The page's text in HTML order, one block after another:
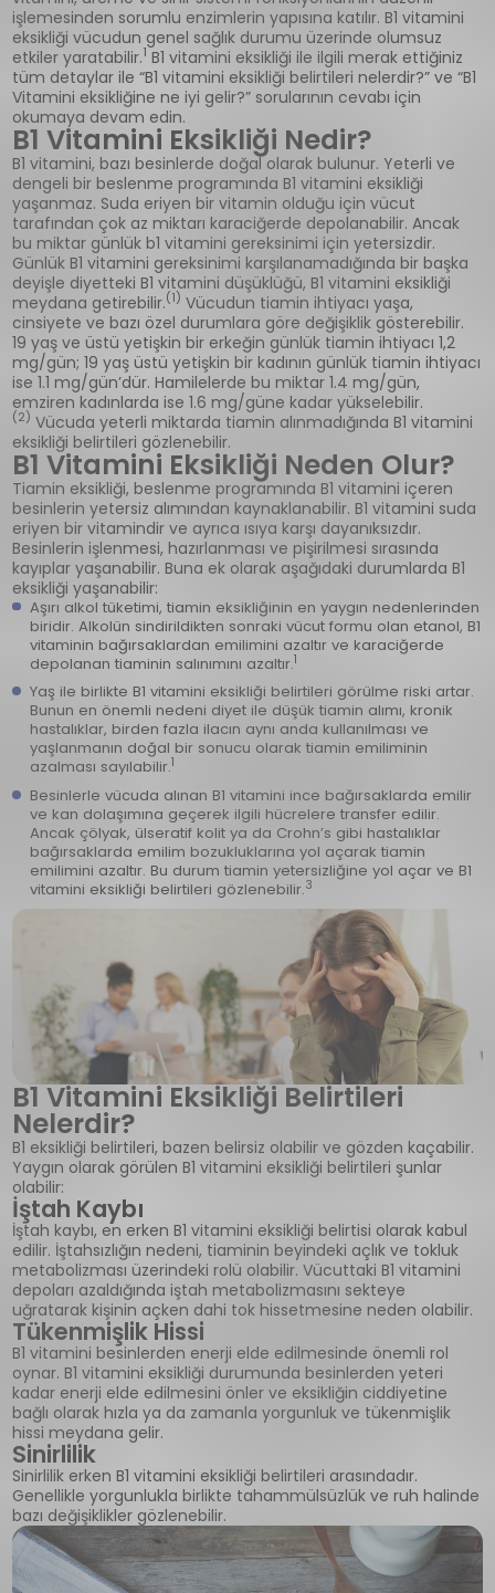
işlemesinden sorumlu enzimlerin yapısına katılır. B1 vitamini
eksikliği vücudun genel sağlık durumu üzerinde olumsuz
etkiler yaratabilir.1 B1 vitamini eksikliği ile ilgili merak ettiğiniz
tüm detaylar ile “B1 vitamini eksikliği belirtileri nelerdir?” ve “B1
Vitamini eksikliğine ne iyi gelir?” sorularının cevabı için
okumaya devam edin.
B1 Vitamini Eksikliği Nedir?
B1 vitamini, bazı besinlerde doğal olarak bulunur. Yeterli ve
dengeli bir beslenme programında B1 vitamini eksikliği
yaşanmaz. Suda eriyen bir vitamin olduğu için vücut
tarafından çok az miktarı karaciğerde depolanabilir. Ancak
bu miktar günlük b1 vitamini gereksinimi için yetersizdir.
Günlük B1 vitamini gereksinimi karşılanamadığında bir başka
deyişle diyetteki B1 vitamini düşüklüğü, B1 vitamini eksikliği
meydana getirebilir.(1) Vücudun tiamin ihtiyacı yaşa,
cinsiyete ve bazı özel durumlara göre değişiklik gösterebilir.
19 yaş ve üstü yetişkin bir erkeğin günlük tiamin ihtiyacı 1,2
mg/gün; 19 yaş üstü yetişkin bir kadının günlük tiamin ihtiyacı
ise 1.1 mg/gün’dür. Hamilelerde bu miktar 1.4 mg/gün,
emziren kadınlarda ise 1.6 mg/güne kadar yükselebilir.
(2) Vücuda yeterli miktarda tiamin alınmadığında B1 vitamini
eksikliği belirtileri gözlenebilir.
B1 Vitamini Eksikliği Neden Olur?
Tiamin eksikliği, beslenme programında B1 vitamini içeren
besinlerin yetersiz alımından kaynaklanabilir. B1 vitamini suda
eriyen bir vitamindir ve ayrıca ısıya karşı dayanıksızdır.
Besinlerin işlenmesi, hazırlanması ve pişirilmesi sırasında
kayıplar yaşanabilir. Buna ek olarak aşağıdaki durumlarda B1
eksikliği yaşanabilir:
Aşırı alkol tüketimi, tiamin eksikliğinin en yaygın nedenlerinden
biridir. Alkolün sindirildikten sonraki vücut formu olan etanol, B1
vitaminin bağırsaklardan emilimini azaltır ve karaciğerde
depolanan tiaminin salınımını azaltır.1
Yaş ile birlikte B1 vitamini eksikliği belirtileri görülme riski artar.
Bunun en önemli nedeni diyet ile düşük tiamin alımı, kronik
hastalıklar, birden fazla ilacın aynı anda kullanılması ve
yaşlanmanın doğal bir sonucu olarak tiamin emiliminin
azalması sayılabilir.1
Besinlerle vücuda alınan B1 vitamini ince bağırsaklarda emilir
ve kan dolaşımına geçerek ilgili hücrelere transfer edilir.
Ancak çölyak, ülseratif kolit ya da Crohn’s gibi hastalıklar
bağırsaklarda emilim bozukluklarına yol açarak tiamin
emilimini azaltır. Bu durum tiamin yetersizliğine yol açar ve B1
vitamini eksikliği belirtileri gözlenebilir.3
B1 Vitamini Eksikliği Belirtileri
Nelerdir?
B1 eksikliği belirtileri, bazen belirsiz olabilir ve gözden kaçabilir.
Yaygın olarak görülen B1 vitamini eksikliği belirtileri şunlar
olabilir:
İştah Kaybı
İştah kaybı, en erken B1 vitamini eksikliği belirtisi olarak kabul
edilir. İştahsızlığın nedeni, tiaminin beyindeki açlık ve tokluk
metabolizması üzerindeki rolü olabilir. Vücuttaki B1 vitamini
depoları azaldığında iştah metabolizmasını sekteye
uğratarak kişinin açken dahi tok hissetmesine neden olabilir.
Tükenmişlik Hissi
B1 vitamini besinlerden enerji elde edilmesinde önemli rol
oynar. B1 vitamini eksikliği durumunda besinlerden yeteri
kadar enerji elde edilmesini önler ve eksikliğin ciddiyetine
bağlı olarak hızla ya da zamanla yorgunluk ve tükenmişlik
hissi meydana gelir.
Sinirlilik
Sinirlilik erken B1 vitamini eksikliği belirtileri arasındadır.
Genellikle yorgunlukla birlikte tahammülsüzlük ve ruh halinde
bazı değişiklikler gözlenebilir.